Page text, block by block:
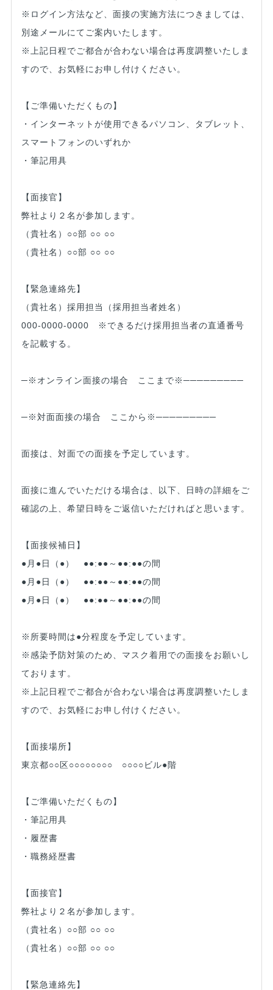
※ログイン方法など、面接の実施方法につきましては、
別途メールにてご案内いたします。
※上記日程でご都合が合わない場合は再度調整いたしま
すので、お気軽にお申し付けください。
【ご準備いただくもの】
・インターネットが使用できるパソコン、タブレット、
スマートフォンのいずれか
・筆記用具
【面接官】
弊社より２名が参加します。
（貴社名）○○部 ○○ ○○
（貴社名）○○部 ○○ ○○
【緊急連絡先】
（貴社名）採用担当（採用担当者姓名）
000-0000-0000 ※できるだけ採用担当者の直通番号
を記載する。
─※オンライン面接の場合 ここまで※─────────
─※対面面接の場合 ここから※─────────
面接は、対面での面接を予定しています。
面接に進んでいただける場合は、以下、日時の詳細をご
確認の上、希望日時をご返信いただければと思います。
【面接候補日】
●月●日（●） ●●:●●～●●:●●の間
●月●日（●） ●●:●●～●●:●●の間
●月●日（●） ●●:●●～●●:●●の間
※所要時間は●分程度を予定しています。
※感染予防対策のため、マスク着用での面接をお願いし
ております。
※上記日程でご都合が合わない場合は再度調整いたしま
すので、お気軽にお申し付けください。
【面接場所】
東京都○○区○○○○○○○○ ○○○○ビル●階
【ご準備いただくもの】
・筆記用具
・履歴書
・職務経歴書
【面接官】
弊社より２名が参加します。
（貴社名）○○部 ○○ ○○
（貴社名）○○部 ○○ ○○
【緊急連絡先】